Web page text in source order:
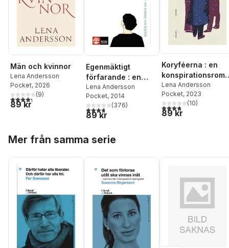
Män och kvinnor
Lena Andersson
Pocket, 2026
4,3utav 5 stjärnor. Totalt antal röster:
(9)
89 kr
Egenmäktigt
förfarande : en
roman om kärlek
Lena Andersson
Pocket, 2014
3,7utav 5 stjärnor. Totalt antal röster:
(376)
89 kr
Koryféerna : en
konspirationsroma
n
Lena Andersson
Pocket, 2023
3,8utav 5 stjärnor.
(10)
89 kr
Mer från samma serie